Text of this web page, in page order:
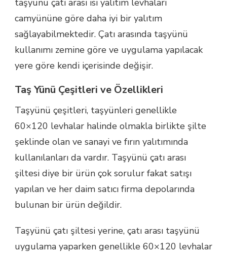
camyününe göre daha iyi bir yalıtım
sağlayabilmektedir. Çatı arasında taşyünü
kullanımı zemine göre ve uygulama yapılacak
yere göre kendi içerisinde değişir.
Taş Yünü Çeşitleri ve Özellikleri
Taşyünü çeşitleri, taşyünleri genellikle
60×120 levhalar halinde olmakla birlikte şilte
şeklinde olan ve sanayi ve fırın yalıtımında
kullanılanları da vardır. Taşyünü çatı arası
şiltesi diye bir ürün çok sorulur fakat satışı
yapılan ve her daim satıcı firma depolarında
bulunan bir ürün değildir.
Taşyünü çatı şiltesi yerine, çatı arası taşyünü
uygulama yaparken genellikle 60×120 levhalar